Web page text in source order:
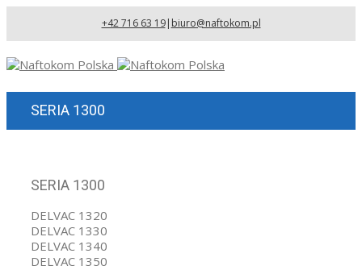
+42 716 63 19| biuro@naftokom.pl
SERIA 1300
SERIA 1300
DELVAC 1320
DELVAC 1330
DELVAC 1340
DELVAC 1350